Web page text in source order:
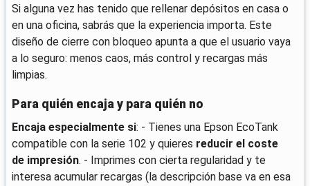
Si alguna vez has tenido que rellenar depósitos en casa o
en una oficina, sabrás que la experiencia importa. Este
diseño de cierre con bloqueo apunta a que el usuario vaya
a lo seguro: menos caos, más control y recargas más
limpias.
Para quién encaja y para quién no
Encaja especialmente si: - Tienes una Epson EcoTank
compatible con la serie 102 y quieres reducir el coste
de impresión. - Imprimes con cierta regularidad y te
interesa acumular recargas (la descripción base va en esa